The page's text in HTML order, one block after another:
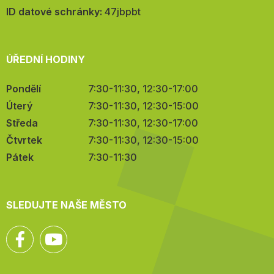
mail:
ID datové schránky: 47jbpbt
ÚŘEDNÍ HODINY
Pondělí
7:30-11:30, 12:30-17:00
Úterý
7:30-11:30, 12:30-15:00
Středa
7:30-11:30, 12:30-17:00
Čtvrtek
7:30-11:30, 12:30-15:00
Pátek
7:30-11:30
SLEDUJTE NAŠE MĚSTO
Facebook